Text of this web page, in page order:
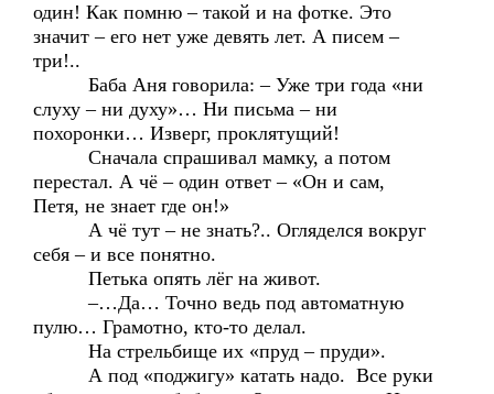
один! Как помню – такой и на фотке. Это
значит – его нет уже девять лет. А писем –
три!..
Баба Аня говорила: – Уже три года «ни
слуху – ни духу»… Ни письма – ни
похоронки… Изверг, проклятущий!
Сначала спрашивал мамку, а потом
перестал. А чё – один ответ – «Он и сам,
Петя, не знает где он!»
А чё тут – не знать?.. Огляделся вокруг
себя – и все понятно.
Петька опять лёг на живот.
–…Да… Точно ведь под автоматную
пулю… Грамотно, кто-то делал.
На стрельбище их «пруд – пруди».
А под «поджигу» катать надо. Все руки